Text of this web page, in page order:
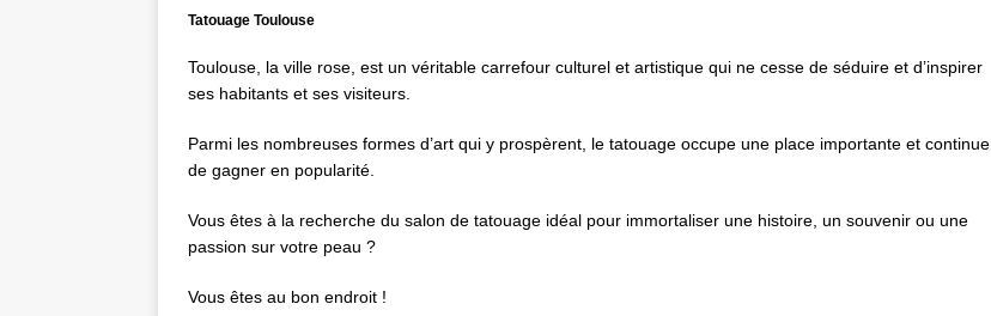
Tatouage Toulouse
Toulouse, la ville rose, est un véritable carrefour culturel et artistique qui ne cesse de séduire et d’inspirer
ses habitants et ses visiteurs.
Parmi les nombreuses formes d’art qui y prospèrent, le tatouage occupe une place importante et continue
de gagner en popularité.
Vous êtes à la recherche du salon de tatouage idéal pour immortaliser une histoire, un souvenir ou une
passion sur votre peau ?
Vous êtes au bon endroit !